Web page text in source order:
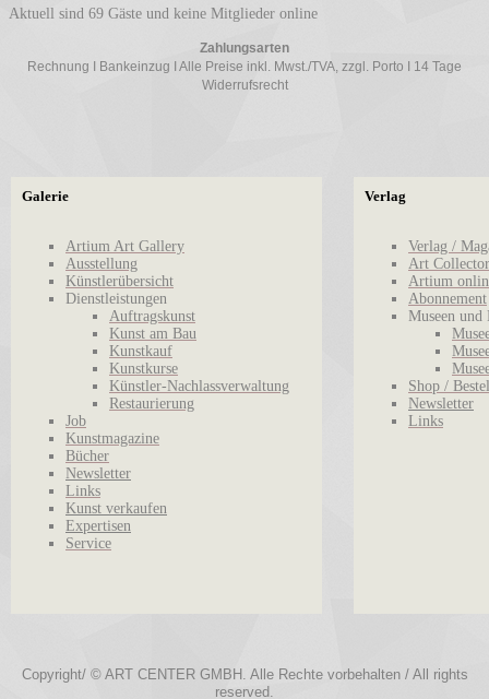
Aktuell sind 69 Gäste und keine Mitglieder online
Zahlungsarten
Rechnung I Bankeinzug I Alle Preise inkl. Mwst./TVA, zzgl. Porto I 14 Tage
Widerrufsrecht
Galerie
Artium Art Gallery
Ausstellung
Künstlerübersicht
Dienstleistungen
Auftragskunst
Kunst am Bau
Kunstkauf
Kunstkurse
Künstler-Nachlassverwaltung
Restaurierung
Job
Kunstmagazine
Bücher
Newsletter
Links
Kunst verkaufen
Expertisen
Service
Verlag
Verlag /
Art
Artium
Abonnement
Museen und
Shop /
Newsletter
Links
Copyright/ © ART CENTER GMBH. Alle Rechte vorbehalten / All rights
reserved.